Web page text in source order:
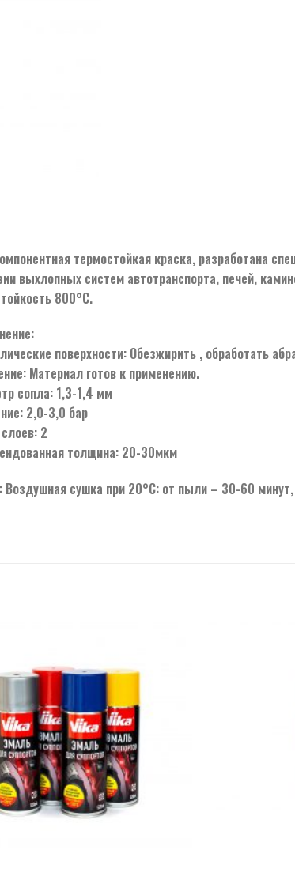
термостойкая краска, разработана
выхлопных систем автотранспорта, печей,
800°С.
поверхности: Обезжирить , обработать
Материал готов к применению.
сопла: 1,3-1,4 мм
2,0-3,0 бар
2
толщина: 20-30мкм
Воздушная сушка при 20°С: от пыли – 30-60